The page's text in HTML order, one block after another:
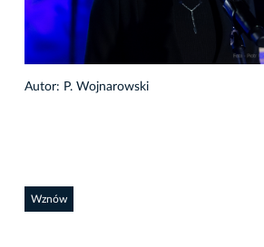
Autor: P. Wojnarowski
Wznów